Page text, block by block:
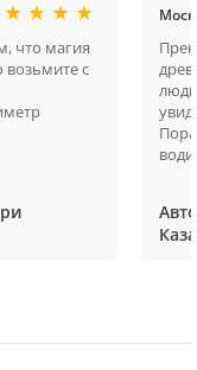
что магия
возьмите с